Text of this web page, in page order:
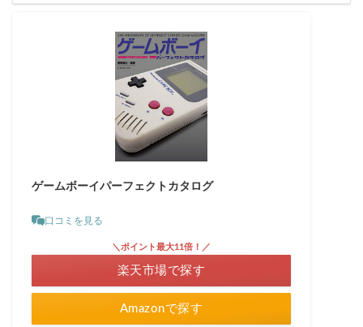
ゲームボーイパーフェクトカタログ
口コミを見る
Amazonで探す
＼ポイント最大11倍！／
楽天市場で探す